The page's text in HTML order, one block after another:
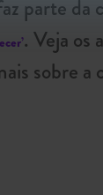
parte da
. Veja os
sobre a